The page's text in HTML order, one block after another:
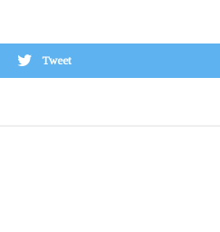
Tweet